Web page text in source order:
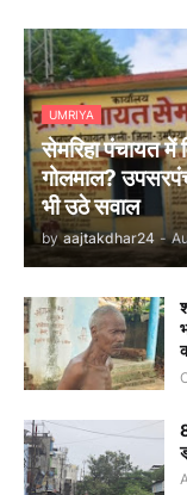
UMRIYA
सेमरिहा पंचायत में
गोलमाल?
भी उठे सवाल
by aajtakdhar24 -